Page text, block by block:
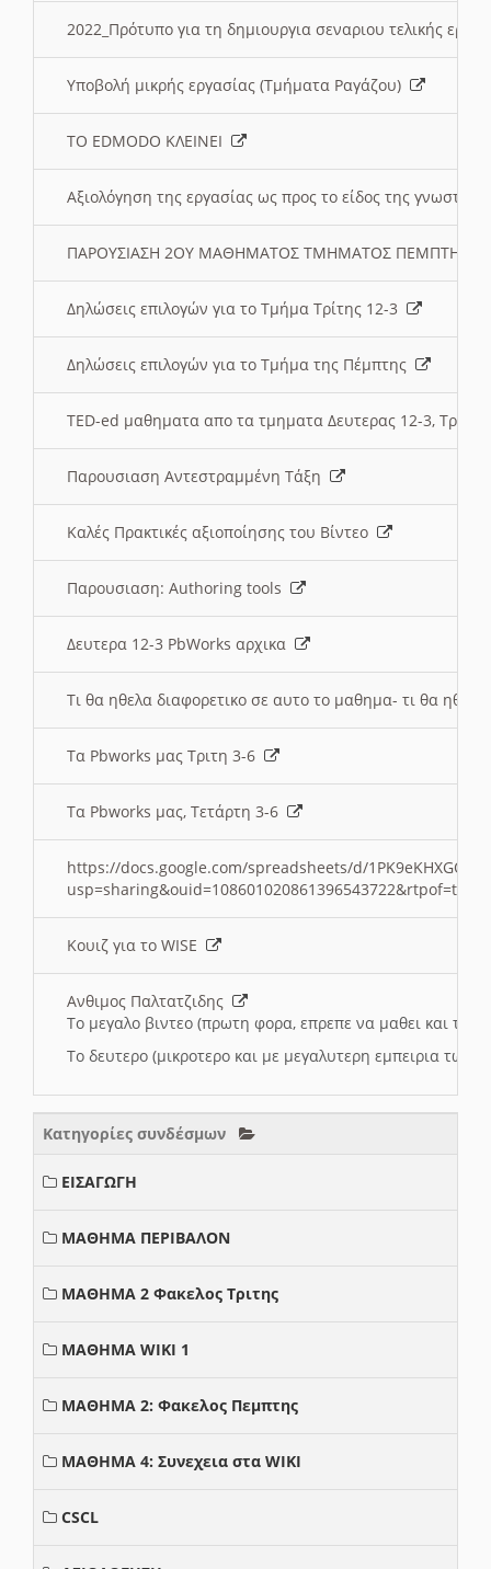
2022_Πρότυπο για τη δημιουργια σεναριου τελικής
Υποβολή μικρής εργασίας (Τμήματα Ραγάζου)
ΤΟ EDMODO ΚΛΕΙΝΕΙ
Αξιολόγηση της εργασίας ως προς το είδος της
ΠΑΡΟΥΣΙΑΣΗ 2ΟΥ ΜΑΘΗΜΑΤΟΣ ΤΜΗΜΑΤΟΣ
Δηλώσεις επιλογών για το Τμήμα Τρίτης 12-3
Δηλώσεις επιλογών για το Τμήμα της Πέμπτης
TED-ed μαθηματα απο τα τμηματα Δευτερας 12-3,
Παρουσιαση Αντεστραμμένη Τάξη
Καλές Πρακτικές αξιοποίησης του Βίντεο
Παρουσιαση: Authoring tools
Δευτερα 12-3 PbWorks αρχικα
Τι θα ηθελα διαφορετικο σε αυτο το μαθημα- τι θα
Τα Pbworks μας Τριτη 3-6
Τα Pbworks μας, Τετάρτη 3-6
https://docs.google.com/spreadsheets/d/
Κουιζ για το WISE
Ανθιμος Παλτατζιδης
Το μεγαλο βιντεο (πρωτη φορα, επρεπε να μαθει και το
Το δευτερο (μικροτερο και με μεγαλυτερη εμπειρια
Κατηγορίες συνδέσμων
ΕΙΣΑΓΩΓΗ
ΜΑΘΗΜΑ ΠΕΡΙΒΑΛΟΝ
ΜΑΘΗΜΑ 2 Φακελος Τριτης
ΜΑΘΗΜΑ WIKI 1
ΜΑΘΗΜΑ 2: Φακελος Πεμπτης
ΜΑΘΗΜΑ 4: Συνεχεια στα WIKI
CSCL